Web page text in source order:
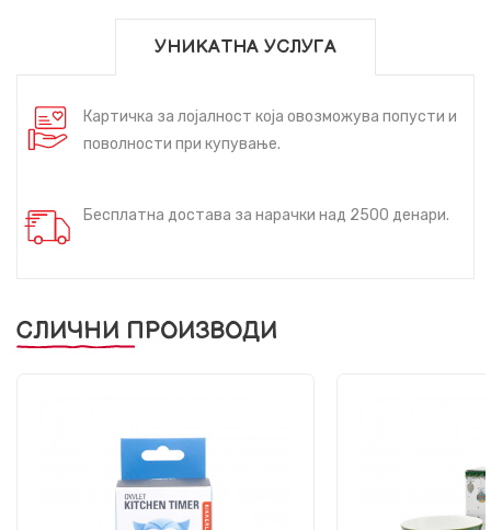
УНИКАТНА УСЛУГА
Картичка за лојалност која овозможува попусти и
поволности при купување.
Бесплатна достава за нарачки над 2500 денари.
СЛИЧНИ ПРОИЗВОДИ